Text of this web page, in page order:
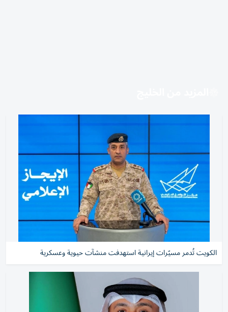
الكويت تُدمر مسيّرات إيرانية استهدفت منشآت حيوية وعسكرية